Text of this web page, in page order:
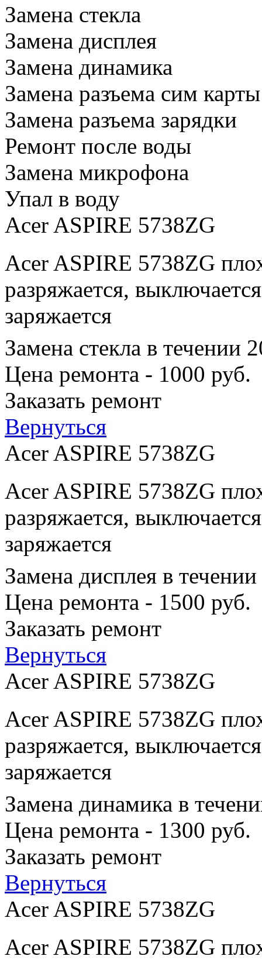
Замена стекла
Замена дисплея
Замена динамика
Замена разъема сим карты
Замена разъема зарядки
Ремонт после воды
Замена микрофона
Упал в воду
Acer ASPIRE 5738ZG
Acer ASPIRE 5738ZG
разряжается,
заряжается
Замена стекла в течении
Цена ремонта - 1000 руб.
Заказать ремонт
Вернуться
Acer ASPIRE 5738ZG
Acer ASPIRE 5738ZG
разряжается,
заряжается
Замена дисплея в
Цена ремонта - 1500 руб.
Заказать ремонт
Вернуться
Acer ASPIRE 5738ZG
Acer ASPIRE 5738ZG
разряжается,
заряжается
Замена динамика в
Цена ремонта - 1300 руб.
Заказать ремонт
Вернуться
Acer ASPIRE 5738ZG
Acer ASPIRE 5738ZG